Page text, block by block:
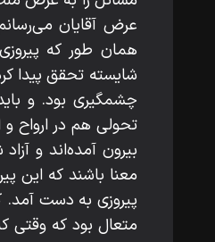
عرض آقايان
همان طور كه
شايسته تحقق پيدا
چشمگيرى بود. و
بيرون آمده‌اند و
معنا باشند كه اين
پيروزى به دست آمد.
متعال بود كه وقتى